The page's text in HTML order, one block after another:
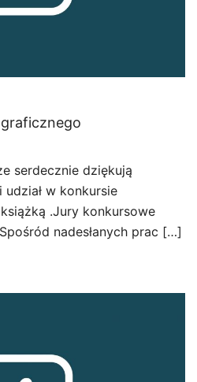
serdecznie dziękują
w konkursie
.Jury konkursowe
nadesłanych prac […]